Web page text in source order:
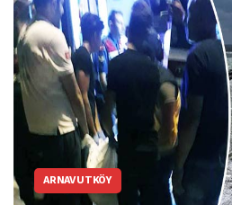
ARNAVUTKÖY